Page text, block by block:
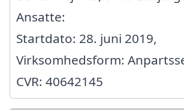
Ansatte:
Startdato: 28. juni 2019,
Virksomhedsform:
CVR: 40642145